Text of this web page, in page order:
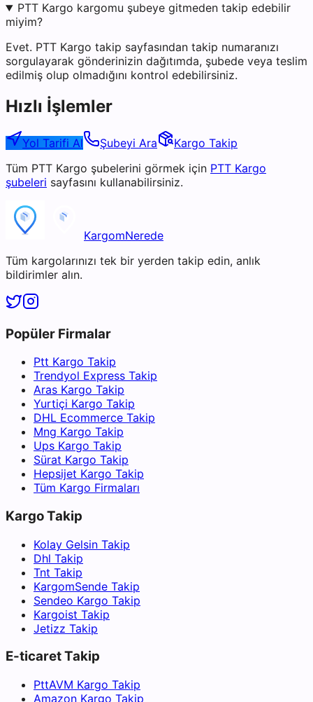
PTT Kargo kargomu şubeye gitmeden takip edebilir
miyim?
Evet. PTT Kargo takip sayfasından takip numaranızı
sorgulayarak gönderinizin dağıtımda, şubede veya teslim
edilmiş olup olmadığını kontrol edebilirsiniz.
Hızlı İşlemler
Yol Tarifi Al Şubeyi Ara
Kargo Takip
Tüm PTT Kargo şubelerini görmek için PTT Kargo
şubeleri sayfasını kullanabilirsiniz.
KargomNerede
Tüm kargolarınızı tek bir yerden takip edin, anlık
bildirimler alın.
Popüler Firmalar
Ptt Kargo Takip
Trendyol Express Takip
Aras Kargo Takip
Yurtiçi Kargo Takip
DHL Ecommerce Takip
Mng Kargo Takip
Ups Kargo Takip
Sürat Kargo Takip
Hepsijet Kargo Takip
Tüm Kargo Firmaları
Kargo Takip
Kolay Gelsin Takip
Dhl Takip
Tnt Takip
KargomSende Takip
Sendeo Kargo Takip
Kargoist Takip
Jetizz Takip
E-ticaret Takip
PttAVM Kargo Takip
Amazon Kargo Takip